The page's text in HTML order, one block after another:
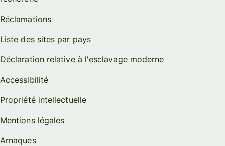
Réclamations
Liste des sites par pays
Déclaration relative à l'esclavage moderne
Accessibilité
Propriété intellectuelle
Mentions légales
Arnaques